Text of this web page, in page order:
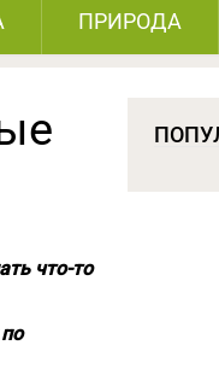
ПРИРОДА
что-то